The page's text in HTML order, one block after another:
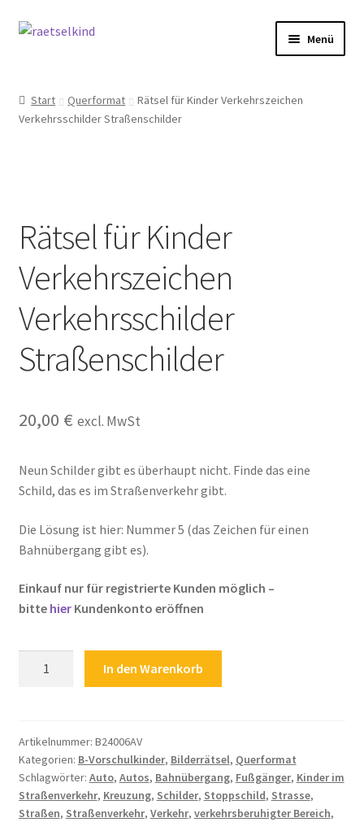
Zur
Zum
Menü
AGB
Echtheit von Bewertungen
FAQ
Impressum
Kontakt
Kostenlose Rätsel
Shop
Über Rätselkind
Zahlungsarten
Start Querformat
Rätsel für Kinder Verkehrszeichen
Verkehrsschilder Straßenschilder
Rätsel für Kinder
Verkehrszeichen
Verkehrsschilder
Straßenschilder
20,00 € excl. MwSt
Neun Schilder gibt es überhaupt nicht. Finde das eine
Schild, das es im Straßenverkehr gibt.
Die Lösung ist hier: Nummer 5 (das Zeichen für einen
Bahnübergang gibt es).
Einkauf nur für registrierte Kunden möglich –
bitte hierKundenkonto eröffnen
Verkehrsschilder
Straßenschilder
Menge
In den Warenkorb
Artikelnummer: B24006AV
Kategorien: B-Vorschulkinder, Bilderrätsel, Querformat
Schlagwörter: Auto, Autos, Bahnübergang, Fußgänger, Kinder im
Straßenverkehr, Kreuzung, Schilder, Stoppschild, Strasse,
Straßen, Straßenverkehr, Verkehr, verkehrsberuhigter Bereich,